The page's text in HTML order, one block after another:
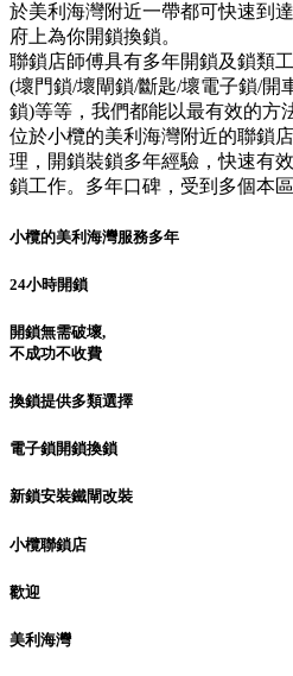
於美利海灣附近一帶都可快速到
府上為你開鎖換鎖。
聯鎖店師傅具有多年開鎖及鎖類
(壞門鎖/壞閘鎖/斷匙/壞電子鎖/開
鎖)等等，我們都能以最有效的方
位於小欖的美利海灣附近的聯鎖
理，開鎖裝鎖多年經驗，快速有
鎖工作。多年口碑，受到多個本
小欖的美利海灣服務多年
24小時開鎖
開鎖無需破壞,
不成功不收費
換鎖提供多類選擇
電子鎖開鎖換鎖
新鎖安裝鐵閘改裝
小欖聯鎖店
歡迎
美利海灣